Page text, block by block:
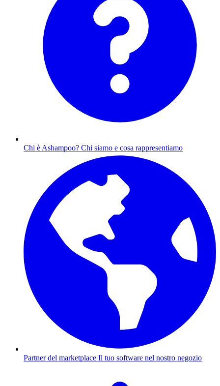
Chi è Ashampoo? Chi siamo e cosa rappresentiamo
Partner del marketplace Il tuo software nel nostro negozio